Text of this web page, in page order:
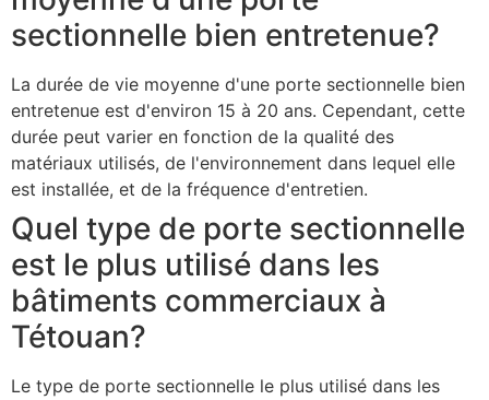
sectionnelle bien entretenue?
La durée de vie moyenne d'une porte sectionnelle bien
entretenue est d'environ 15 à 20 ans. Cependant, cette
durée peut varier en fonction de la qualité des
matériaux utilisés, de l'environnement dans lequel elle
est installée, et de la fréquence d'entretien.
Quel type de porte sectionnelle
est le plus utilisé dans les
bâtiments commerciaux à
Tétouan?
Le type de porte sectionnelle le plus utilisé dans les